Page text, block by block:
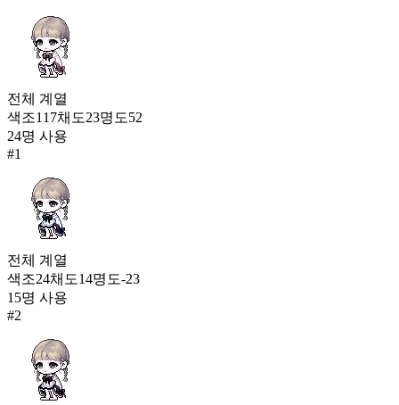
우아한 암흑(여)
라일락 캐주얼(남)
540
177
월하미인(여)
535
178
기사단장 오즈 로브(여)
드롭렛 화이트(여)
전체 계열
색조117채도23명도52
24명 사용
#1
전체 계열
색조24채도14명도-23
15명 사용
#2